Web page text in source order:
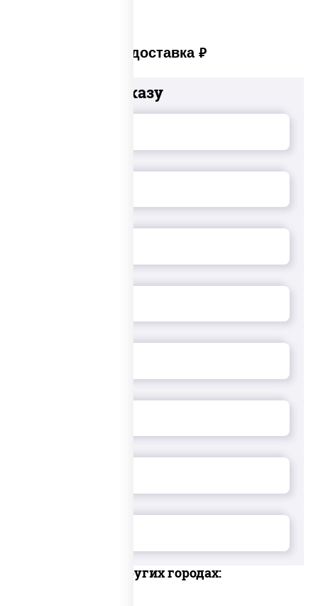
Платная доставка руб
Добавьте к заказу
Доставка в других городах: